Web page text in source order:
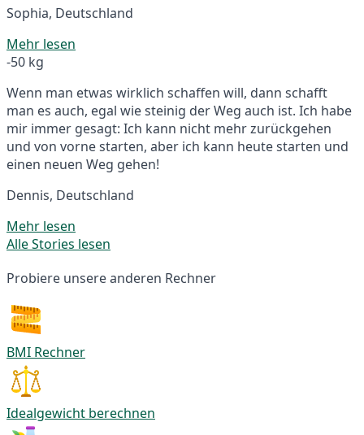
Sophia, Deutschland
Mehr lesen
-50 kg
Wenn man etwas wirklich schaffen will, dann schafft
man es auch, egal wie steinig der Weg auch ist. Ich habe
mir immer gesagt: Ich kann nicht mehr zurückgehen
und von vorne starten, aber ich kann heute starten und
einen neuen Weg gehen!
Dennis, Deutschland
Mehr lesen
Alle Stories lesen
Probiere unsere anderen Rechner
BMI Rechner
Idealgewicht berechnen